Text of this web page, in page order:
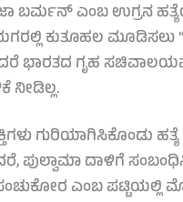
ಬರ್ಮನ್ ಎಂಬ ಉಗ್ರನ
ಕುತೂಹಲ ಮೂಡಿಸಲು
ಆದರೆ ಭಾರತದ ಗೃಹ
ನೀಡಿಲ್ಲ.
ಗುರಿಯಾಗಿಸಿಕೊಂಡು ಹತ್ಯೆ
ಪುಲ್ವಾಮಾ ದಾಳಿಗೆ
ಎಂಬ ಪಟ್ಟಿಯಲ್ಲಿ